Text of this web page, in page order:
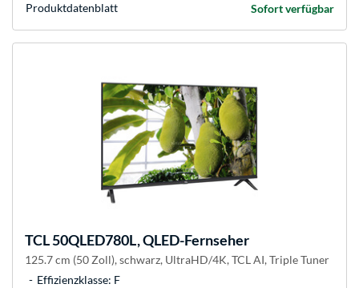
Sofort verfügbar
Produkt­datenblatt
TCL50QLED780L, QLED-Fernseher
125.7 cm (50 Zoll), schwarz, UltraHD/4K, TCL AI, Triple Tuner
Effizienzklasse: F